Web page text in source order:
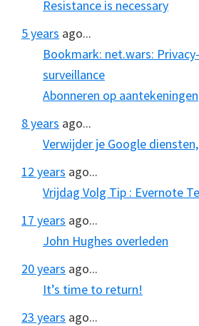
Resistance is necessary
5 years ago...
Bookmark: net.wars:
surveillance
Abonneren op aantekeningen
8 years ago...
Verwijder je Google
12 years ago...
Vrijdag Volg Tip : Evernote
17 years ago...
John Hughes overleden
20 years ago...
It’s time to return!
23 years ago...